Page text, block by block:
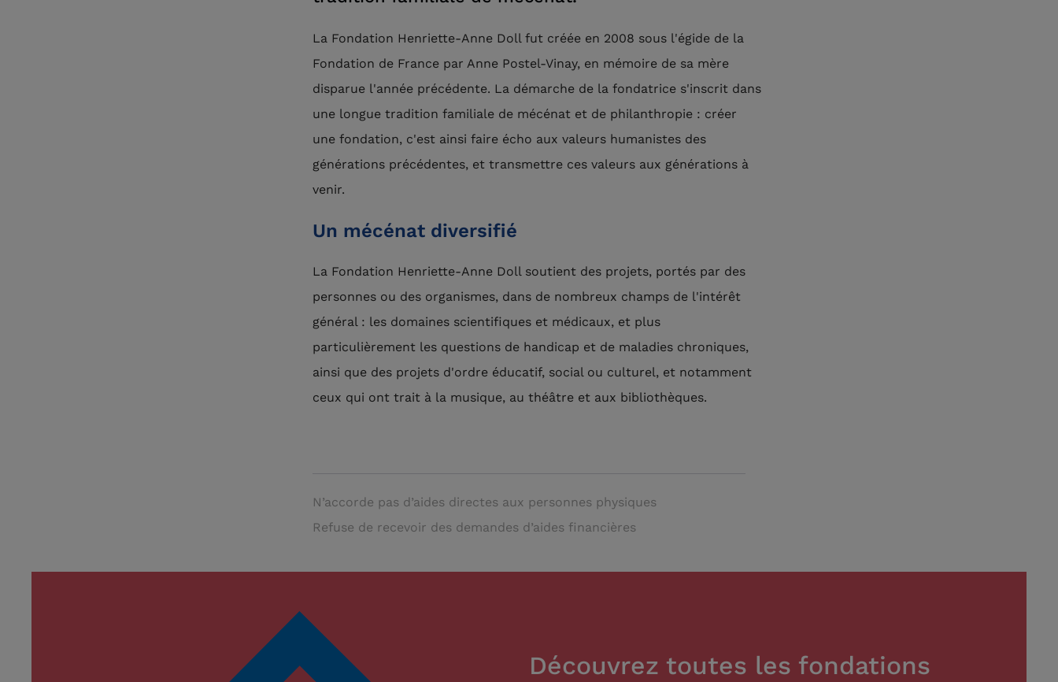
La Fondation Henriette-Anne Doll fut créée en 2008 sous l'égide de la
Fondation de France par Anne Postel-Vinay, en mémoire de sa mère
disparue l'année précédente. La démarche de la fondatrice s'inscrit dans
une longue tradition familiale de mécénat et de philanthropie : créer
une fondation, c'est ainsi faire écho aux valeurs humanistes des
générations précédentes, et transmettre ces valeurs aux générations à
venir.
Un mécénat diversifié
La Fondation Henriette-Anne Doll soutient des projets, portés par des
personnes ou des organismes, dans de nombreux champs de l'intérêt
général : les domaines scientifiques et médicaux, et plus
particulièrement les questions de handicap et de maladies chroniques,
ainsi que des projets d'ordre éducatif, social ou culturel, et notamment
ceux qui ont trait à la musique, au théâtre et aux bibliothèques.
N’accorde pas d’aides directes aux personnes physiques
Refuse de recevoir des demandes d’aides financières
Découvrez toutes les fondations